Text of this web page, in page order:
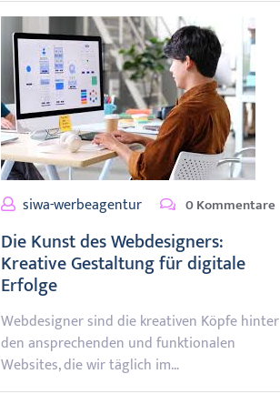
siwa-werbeagentur 0 Kommentare
Die Kunst des Webdesigners:
Kreative Gestaltung für digitale
Erfolge
Webdesigner sind die kreativen Köpfe hinter
den ansprechenden und funktionalen
Websites, die wir täglich im…